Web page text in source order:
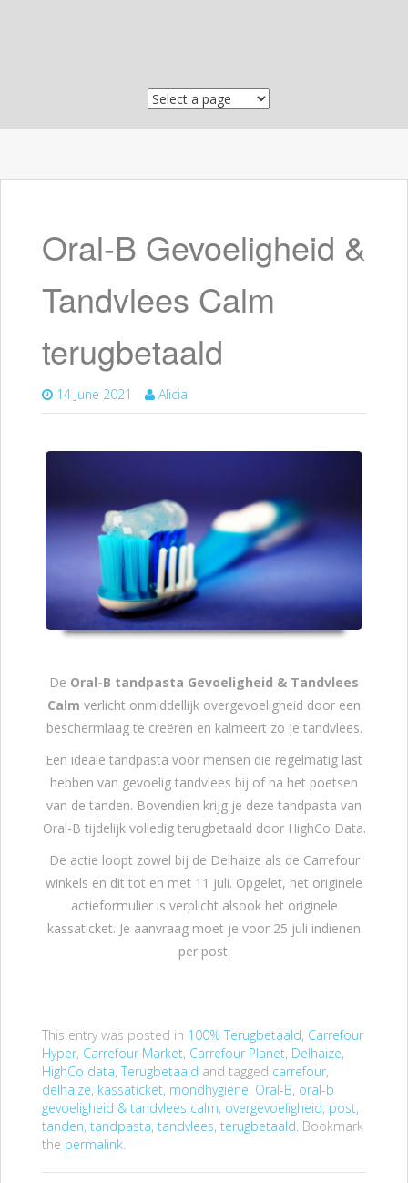
Oral-B Gevoeligheid &
Tandvlees Calm
terugbetaald
14 June 2021 Alicia
De Oral-B tandpasta Gevoeligheid & Tandvlees
Calm verlicht onmiddellijk overgevoeligheid door een
beschermlaag te creëren en kalmeert zo je tandvlees.
Een ideale tandpasta voor mensen die regelmatig last
hebben van gevoelig tandvlees bij of na het poetsen
van de tanden. Bovendien krijg je deze tandpasta van
Oral-B tijdelijk volledig terugbetaald door HighCo Data.
De actie loopt zowel bij de Delhaize als de Carrefour
winkels en dit tot en met 11 juli. Opgelet, het originele
actieformulier is verplicht alsook het originele
kassaticket. Je aanvraag moet je voor 25 juli indienen
per post.
This entry was posted in 100% Terugbetaald, Carrefour
Hyper, Carrefour Market, Carrefour Planet, Delhaize,
HighCo data, Terugbetaald and tagged carrefour,
delhaize, kassaticket, mondhygiëne, Oral-B, oral-b
gevoeligheid & tandvlees calm, overgevoeligheid, post,
tanden, tandpasta, tandvlees, terugbetaald . Bookmark
the permalink